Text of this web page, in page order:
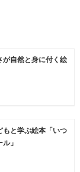
が自然と身に付く絵
もと学ぶ絵本「いつ
」